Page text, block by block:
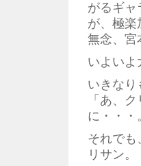
がるギャ
が、極楽
無念、宮
いよいよ
いきなり
「あ、
に・・・
それでも
リサン。